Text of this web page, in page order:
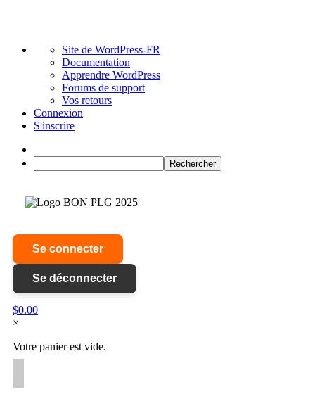
propos
WordPress
Site de WordPress-FR
Documentation
Apprendre WordPress
Forums de support
Vos retours
Connexion
S'inscrire
Rechercher
Se connecter
Se déconnecter
$0.00
×
Votre panier est vide.